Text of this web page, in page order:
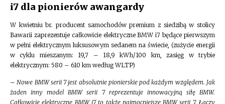
i7 dla pionierów awangardy
W kwietniu br. producent samochodów premium z siedzibą w stolicy
Bawarii zaprezentuje całkowicie elektryczne BMW i7 będące pierwszym
w pełni elektrycznym luksusowym sedanem na świecie, (zużycie energii
w cyklu mieszanym: 19,7 – 18,9 kWh/100 km, zasięg w trybie
elektrycznym: 580 – 610 km według WLTP)
–Nowe BMW serii 7 jest absolutnie pionierskie pod każdym względem. Jak
żaden inny model BMW serii 7 reprezentuje innowacyjną siłę BMW.
Całkowicie elektryczne BMW i7 to także najmocniejsze BMW serii 7. Łączy